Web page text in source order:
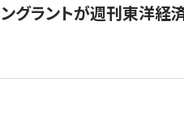
グラントが週刊東洋経